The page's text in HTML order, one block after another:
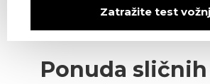
Zatražite test
Ponuda